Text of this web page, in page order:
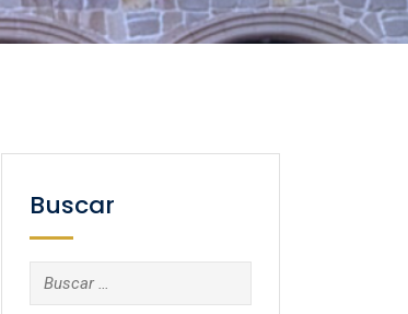
Buscar
Buscar: